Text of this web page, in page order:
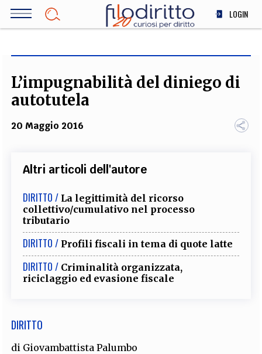
Salta
LOGIN
SOCIETÀ
ALTRO
TEAM
FILODIRITTO REDAZIONE COMITATO SCIENTIFICO AUTORI CURATORI
FOTOGRAFI
PARTNER COLLABORA CON NOI
EXTRA
L’impugnabilità del diniego di
autotutela
20 Maggio 2016
Altri articoli dell'autore
DIRITTO / La legittimità del ricorso
collettivo/cumulativo nel processo
tributario
DIRITTO / Profili fiscali in tema di quote latte
DIRITTO / Criminalità organizzata,
riciclaggio ed evasione fiscale
DIRITTO
di Giovambattista Palumbo